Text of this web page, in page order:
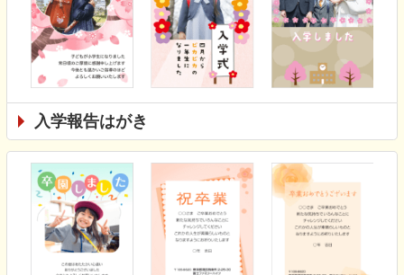
入学報告はがき